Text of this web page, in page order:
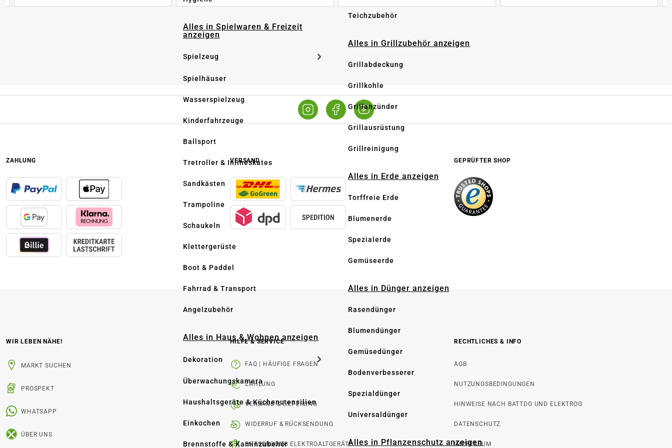
Alles in Spielwaren & Freizeit
anzeigen
Spielzeug
Spielhäuser
Wasserspielzeug
Kinderfahrzeuge
Ballsport
Tretroller & Inlineskates
Sandkästen
Trampoline
Schaukeln
Klettergerüste
Boot & Paddel
Fahrrad & Transport
Angelzubehör
Alles in Haus & Wohnen anzeigen
Dekoration
Überwachungskamera
Haushaltsgeräte & Küchenutensilien
Einkochen
Brennstoffe & Kaminzubehör
Teichzubehör
Alles in Grillzubehör anzeigen
Grillabdeckung
Grillkohle
Grillanzünder
Grillausrüstung
Grillreinigung
Alles in Erde anzeigen
Torffreie Erde
Blumenerde
Spezialerde
Gemüseerde
Alles in Dünger anzeigen
Rasendünger
Blumendünger
Gemüsedünger
Bodenverbesserer
Spezialdünger
Universaldünger
Alles in Pflanzenschutz anzeigen
ZAHLUNG VERSAND GEPRÜFTER SHOP
WIR LEBEN NÄHE!
MARKT SUCHEN
PROSPEKT
WHATSAPP
ÜBER UNS
HILFE & SERVICE
FAQ | HÄUFIGE FRAGEN
ZAHLUNG
VERSAND & LIEFERUNG
WIDERRUF & RÜCKSENDUNG
ENTSORGUNG ELEKTROALTGERÄTE
RECHTLICHES & INFO
AGB
NUTZUNGSBEDINGUNGEN
HINWEISE NACH BATTDG UND ELEKTROG
DATENSCHUTZ
IMPRESSUM